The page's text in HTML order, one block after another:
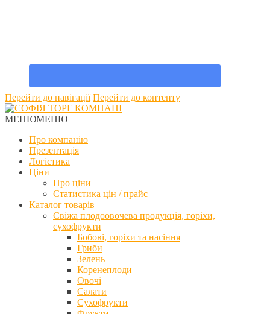
Перейти до навігації Перейти до контенту
МЕНЮМЕНЮ
Про компанію
Презентація
Логістика
Ціни
Про ціни
Статистика цін / прайс
Каталог товарів
Свіжа плодоовочева продукція, горіхи,
сухофрукти
Бобові, горіхи та насіння
Гриби
Зелень
Коренеплоди
Овочі
Салати
Сухофрукти